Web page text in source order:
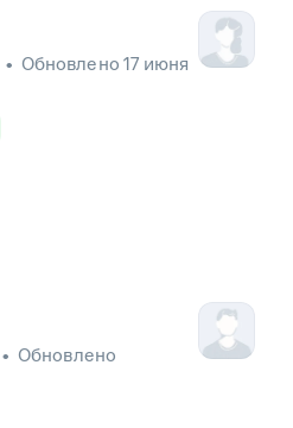
• Обновлено 17 июня
• Обновлено